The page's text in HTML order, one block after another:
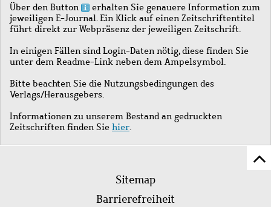
Über den Button
erhalten Sie genauere Information zum
jeweiligen E-Journal. Ein Klick auf einen Zeitschriftentitel
führt direkt zur Webpräsenz der jeweiligen Zeitschrift.
In einigen Fällen sind Login-Daten nötig, diese finden Sie
unter dem Readme-Link neben dem Ampelsymbol.
Bitte beachten Sie die Nutzungsbedingungen des
Verlags/Herausgebers.
Informationen zu unserem Bestand an gedruckten
Zeitschriften finden Sie hier.
Fußleistenmenü
Sitemap
Barrierefreiheit